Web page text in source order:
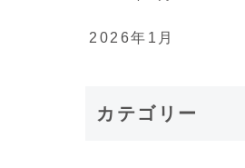
2026年1月
カテゴリー